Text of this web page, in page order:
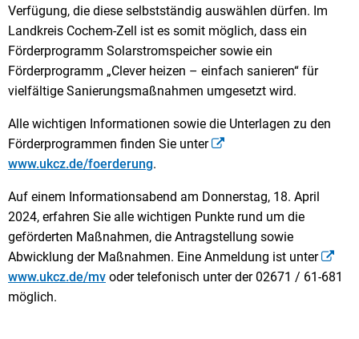
Verfügung, die diese selbstständig auswählen dürfen. Im
Landkreis Cochem-Zell ist es somit möglich, dass ein
Förderprogramm Solarstromspeicher sowie ein
Förderprogramm „Clever heizen – einfach sanieren“ für
vielfältige Sanierungsmaßnahmen umgesetzt wird.
Alle wichtigen Informationen sowie die Unterlagen zu den
Förderprogrammen finden Sie unter
www.ukcz.de/foerderung.
Auf einem Informationsabend am Donnerstag, 18. April
2024, erfahren Sie alle wichtigen Punkte rund um die
geförderten Maßnahmen, die Antragstellung sowie
Abwicklung der Maßnahmen. Eine Anmeldung ist unter
www.ukcz.de/mv oder telefonisch unter der 02671 / 61-681
möglich.